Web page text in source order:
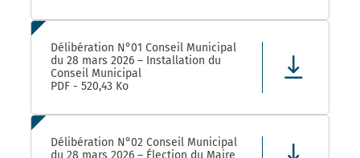
Délibération N°01 Conseil Municipal
du 28 mars 2026 – Installation du
Conseil Municipal
PDF - 520,43 Ko
Délibération N°02 Conseil Municipal